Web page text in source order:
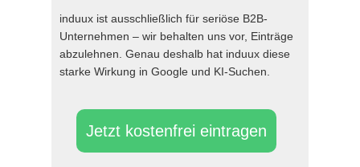
Jetzt kostenfrei eintragen
induux ist ausschließlich für seriöse B2B-
Unternehmen – wir behalten uns vor, Einträge
abzulehnen. Genau deshalb hat induux diese
starke Wirkung in Google und KI-Suchen.